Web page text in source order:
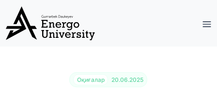
Оқиғалар 20.06.2025